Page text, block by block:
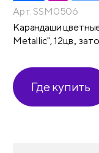
Арт. SSM0506
Карандаши
Metallic", 12цв.,
Где купить